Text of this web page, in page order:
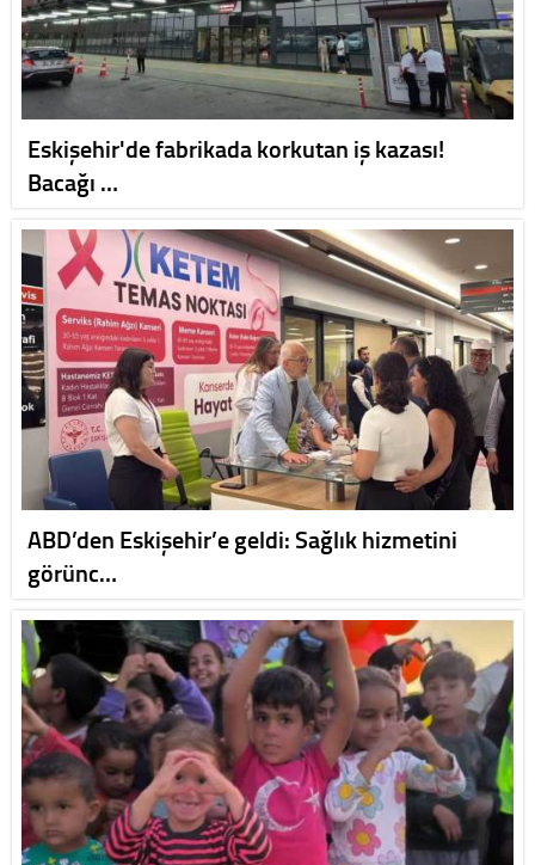
Eskişehir'de fabrikada korkutan iş kazası!
Bacağı …
ABD’den Eskişehir’e geldi: Sağlık hizmetini
görünc…